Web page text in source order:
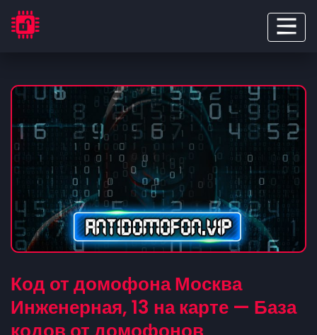
Код от домофона Москва
Инженерная, 13 на карте — База